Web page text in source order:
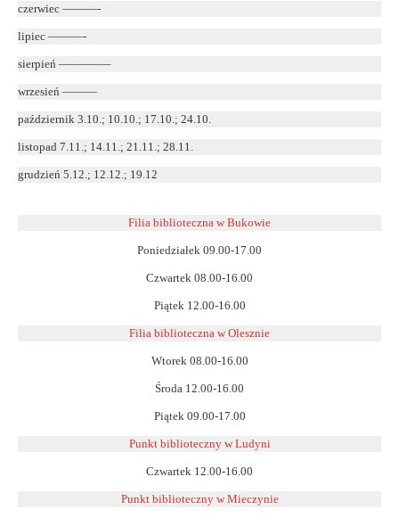
czerwiec ———-
lipiec ———-
sierpień ————–
wrzesień ———
październik 3.10.; 10.10.; 17.10.; 24.10.
listopad 7.11.; 14.11.; 21.11.; 28.11.
grudzień 5.12.; 12.12.; 19.12
Filia biblioteczna w Bukowie
Poniedziałek 09.00-17.00
Czwartek 08.00-16.00
Piątek 12.00-16.00
Filia biblioteczna w Olesznie
Wtorek 08.00-16.00
Środa 12.00-16.00
Piątek 09.00-17.00
Punkt biblioteczny w Ludyni
Czwartek 12.00-16.00
Punkt biblioteczny w Mieczynie